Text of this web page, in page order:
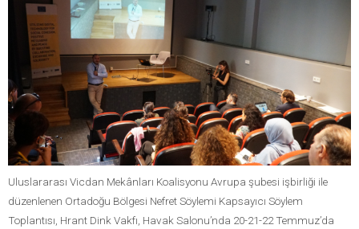
Uluslararası Vicdan Mekânları Koalisyonu Avrupa şubesi işbirliği ile
düzenlenen Ortadoğu Bölgesi Nefret Söylemi Kapsayıcı Söylem
Toplantısı, Hrant Dink Vakfı, Havak Salonu’nda 20-21-22 Temmuz’da